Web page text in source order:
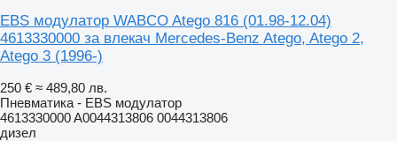
EBS модулатор WABCO Atego 816 (01.98-12.04)
4613330000 за влекач Mercedes-Benz Atego, Atego 2,
Atego 3 (1996-)
250 € ≈ 489,80 лв.
Пневматика - EBS модулатор
4613330000 A0044313806 0044313806
дизел